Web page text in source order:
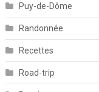
Puy-de-Dôme
Randonnée
Recettes
Road-trip